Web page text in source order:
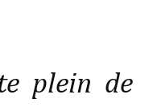
plein de